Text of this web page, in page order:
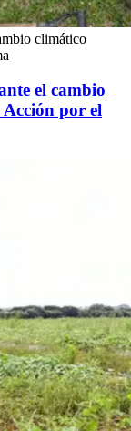
climático
el cambio
Acción por el